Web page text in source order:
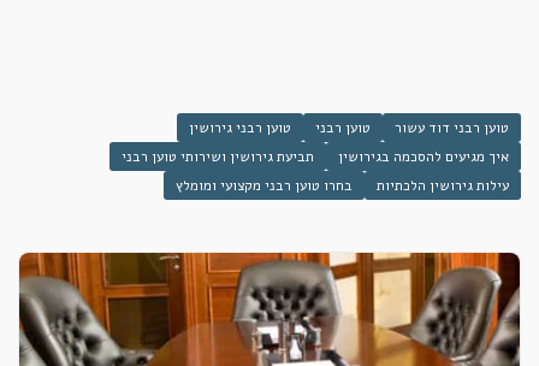
טוען רבני דוד עשור טוען רבני
טוען רבני גירושין
איך מגיעים להסכמה בגירושין
תביעת גירושין ושירותי טוען רבני
עילות גירושין הלכתיות
בחרו טוען רבני מקצועי ומומלץ